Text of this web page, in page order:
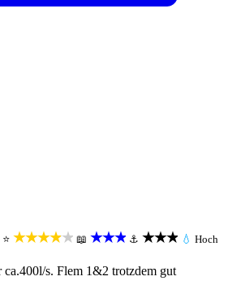
⭐ ★★★★★ 📖 ★★★ ⚓ ★★★ 💧 Hoch
ca.400l/s. Flem 1&2 trotzdem gut